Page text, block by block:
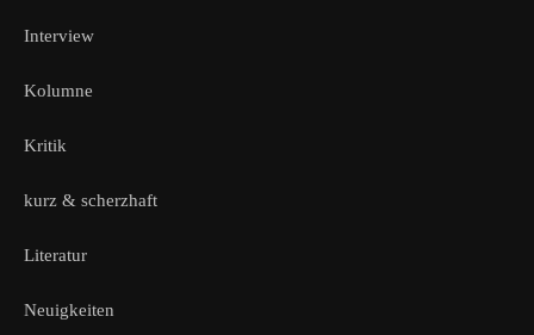
Interview
Kolumne
Kritik
kurz & scherzhaft
Literatur
Neuigkeiten